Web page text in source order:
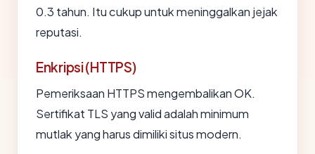
0.3 tahun. Itu cukup untuk meninggalkan jejak
reputasi.
Enkripsi (HTTPS)
Pemeriksaan HTTPS mengembalikan OK.
Sertifikat TLS yang valid adalah minimum
mutlak yang harus dimiliki situs modern.